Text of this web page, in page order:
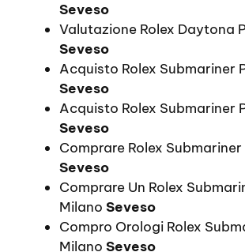
Seveso
Valutazione Rolex Daytona
Seveso
Acquisto Rolex Submariner
Seveso
Acquisto Rolex Submariner
Seveso
Comprare Rolex
Seveso
Comprare Un Rolex
Milano Seveso
Compro Orologi Rolex
Milano Seveso